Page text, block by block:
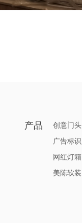
产品 创意门头
广告标识
网红灯箱
美陈软装